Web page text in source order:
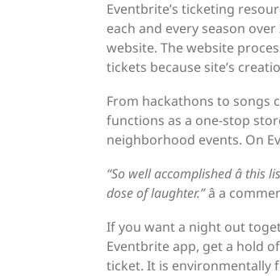
Eventbrite’s ticketing
each and every season
website. The website
tickets because site’s
From hackathons to songs
functions as a one-stop
neighborhood events. On
“So well accomplished â
dose of laughter.”â a
If you want a night out
Eventbrite app, get a hold
ticket. It is environmentally